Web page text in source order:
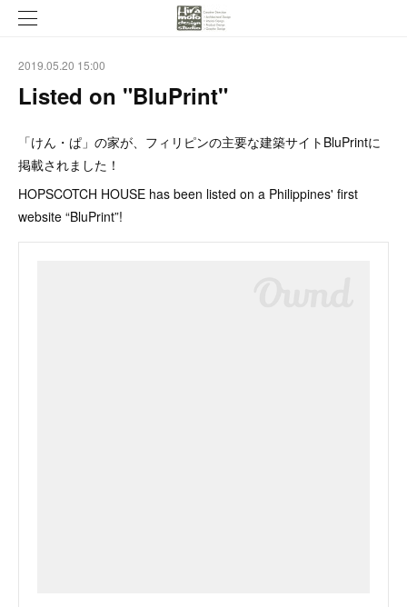
2019.05.20 15:00
Listed on "BluPrint"
「けん・ぱ」の家が、フィリピンの主要な建築サイトBluPrintに
掲載されました！
HOPSCOTCH HOUSE has been listed on a Philippines' first
website “BluPrint”!